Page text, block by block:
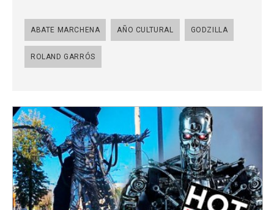
ABATE MARCHENA AÑO CULTURAL GODZILLA
ROLAND GARRÓS